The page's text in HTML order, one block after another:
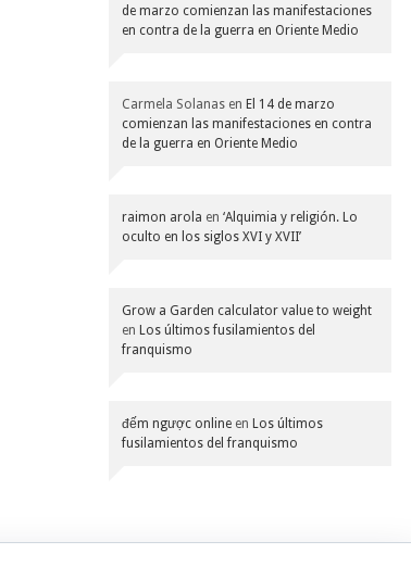
de marzo comienzan las manifestaciones
en contra de la guerra en Oriente Medio
Carmela Solanas en El 14 de marzo
comienzan las manifestaciones en contra
de la guerra en Oriente Medio
raimon arola en ‘Alquimia y religión. Lo
oculto en los siglos XVI y XVII’
Grow a Garden calculator value to weight
en Los últimos fusilamientos del
franquismo
đếm ngược online en Los últimos
fusilamientos del franquismo